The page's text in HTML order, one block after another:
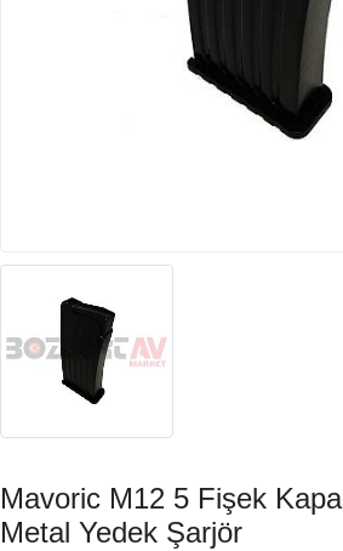
Mavoric M12 5 Fişek
Metal Yedek Şarjör